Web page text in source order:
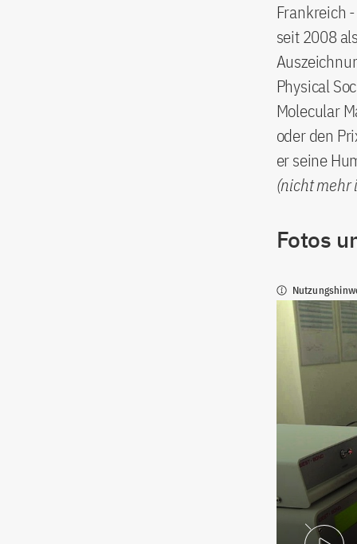
Frankreich
seit 2008
Physical
Molecular
oder den
er seine
(nicht mehr
Fotos